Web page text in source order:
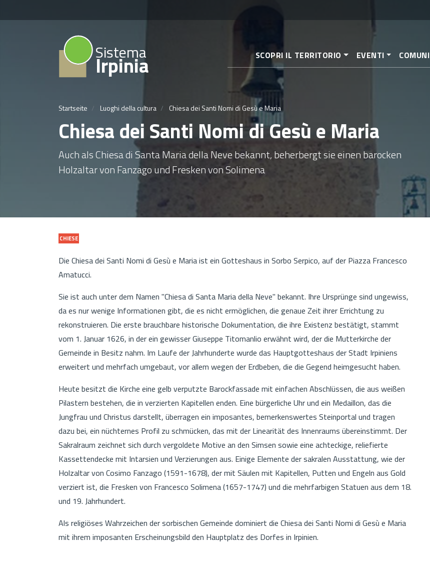
Sistema
Irpinia SCOPRI IL TERRITORIO EVENTI COMUNI
Startseite Luoghi della cultura Chiesa dei Santi Nomi di Gesù e Maria
Chiesa dei Santi Nomi di Gesù e Maria
Auch als Chiesa di Santa Maria della Neve bekannt, beherbergt sie einen barocken
Holzaltar von Fanzago und Fresken von Solimena
CHIESE
Die Chiesa dei Santi Nomi di Gesù e Maria ist ein Gotteshaus in Sorbo Serpico, auf der Piazza Francesco
Amatucci.
Sie ist auch unter dem Namen "Chiesa di Santa Maria della Neve" bekannt. Ihre Ursprünge sind ungewiss,
da es nur wenige Informationen gibt, die es nicht ermöglichen, die genaue Zeit ihrer Errichtung zu
rekonstruieren. Die erste brauchbare historische Dokumentation, die ihre Existenz bestätigt, stammt
vom 1. Januar 1626, in der ein gewisser Giuseppe Titomanlio erwähnt wird, der die Mutterkirche der
Gemeinde in Besitz nahm. Im Laufe der Jahrhunderte wurde das Hauptgotteshaus der Stadt Irpiniens
erweitert und mehrfach umgebaut, vor allem wegen der Erdbeben, die die Gegend heimgesucht haben.
Heute besitzt die Kirche eine gelb verputzte Barockfassade mit einfachen Abschlüssen, die aus weißen
Pilastern bestehen, die in verzierten Kapitellen enden. Eine bürgerliche Uhr und ein Medaillon, das die
Jungfrau und Christus darstellt, überragen ein imposantes, bemerkenswertes Steinportal und tragen
dazu bei, ein nüchternes Profil zu schmücken, das mit der Linearität des Innenraums übereinstimmt. Der
Sakralraum zeichnet sich durch vergoldete Motive an den Simsen sowie eine achteckige, reliefierte
Kassettendecke mit Intarsien und Verzierungen aus. Einige Elemente der sakralen Ausstattung, wie der
Holzaltar von Cosimo Fanzago (1591-1678), der mit Säulen mit Kapitellen, Putten und Engeln aus Gold
verziert ist, die Fresken von Francesco Solimena (1657-1747) und die mehrfarbigen Statuen aus dem 18.
und 19. Jahrhundert.
Als religiöses Wahrzeichen der sorbischen Gemeinde dominiert die Chiesa dei Santi Nomi di Gesù e Maria
mit ihrem imposanten Erscheinungsbild den Hauptplatz des Dorfes in Irpinien.